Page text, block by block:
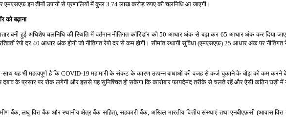
इन तीनों उपायों से प्रणालियों में कुल 3.74 लाख करोड़ रुपए की चलनिधि आ जाएगी।
को बढ़ाना
बनी हुई अधिशेष चलनिधि की स्थिति में वर्तमान नीतिगत कॉरिडॉर को 50 आधार अंक से बढ़ा कर 65 आधार अंक कर दिया
रेपो दर 40 आधार अंक होगी जो नीतिगत रेपो दर से कम होगी। सीमांत स्थायी सुविधा (एमएसएफ़) 25 आधार अंक पर नीतिगत
साथ यह भी महत्वपूर्ण है कि COVID-19 महामारी के संकट के कारण उत्पन्न बाधाओं की वजह से कर्ज चुकाने के बोझ को कम करने
दबाव के प्रसार पर रोक लगेगी और इससे यह सुनिश्चित हो सकेगा कि कारोबार फायदेमंद तरीके से चलते रहें और ऐसी कठिन घड़ी
बैंक, लघु वित्त बैंक और स्थानीय क्षेत्र बैंक सहित), सहकारी बैंक, अखिल भारतीय वित्तीय संस्थाएं तथा एनबीएफ़सी (आवास वित्त